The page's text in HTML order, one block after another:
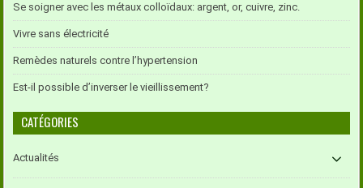
Se soigner avec les métaux colloïdaux: argent, or, cuivre, zinc.
Vivre sans électricité
Remèdes naturels contre l’hypertension
Est-il possible d’inverser le vieillissement?
CATÉGORIES
Actualités